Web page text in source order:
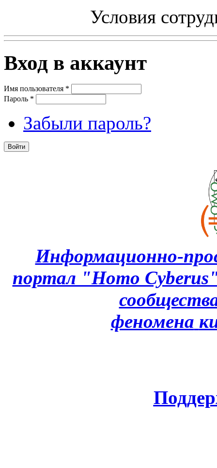
Условия
Вход в аккаунт
Имя пользователя *
Пароль *
Забыли пароль?
Информационно-
портал "Homo
феномена